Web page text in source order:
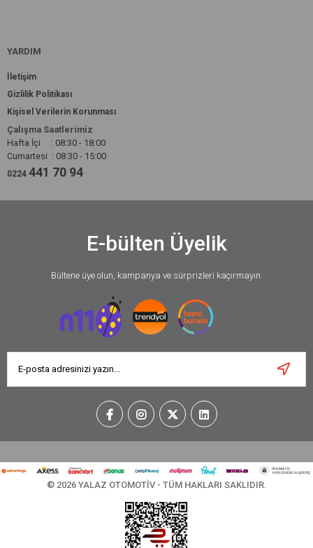
YARDIM
İletişim
Gizlilik Politikası
Kişisel Verilerin Korunması
Çalışma Saatlerimiz
Hafta İçi : 08:30 - 18:00
Cumartesi : 08:30 - 15:00
0224 441 70 94
E-bülten Üyelik
Bültene üye olun, kampanya ve sürprizleri kaçırmayın.
© 2026 YALAZ OTOMOTİV - TÜM HAKLARI SAKLIDIR.